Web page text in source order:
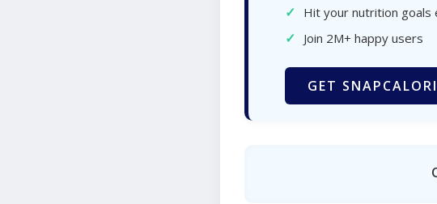
✓ Hit your nutrition goals
✓ Join 2M+ happy users
GET